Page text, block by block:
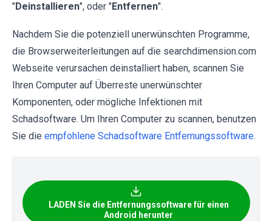
"Deinstallieren", oder "Entfernen".
Nachdem Sie die potenziell unerwünschten Programme,
die Browserweiterleitungen auf die searchdimension.com
Webseite verursachen deinstalliert haben, scannen Sie
Ihren Computer auf Überreste unerwünschter
Komponenten, oder mögliche Infektionen mit
Schadsoftware. Um Ihren Computer zu scannen, benutzen
Sie die empfohlene Schadsoftware Entfernungssoftware.
LADEN Sie die Entfernungssoftware für einen
Android herunter